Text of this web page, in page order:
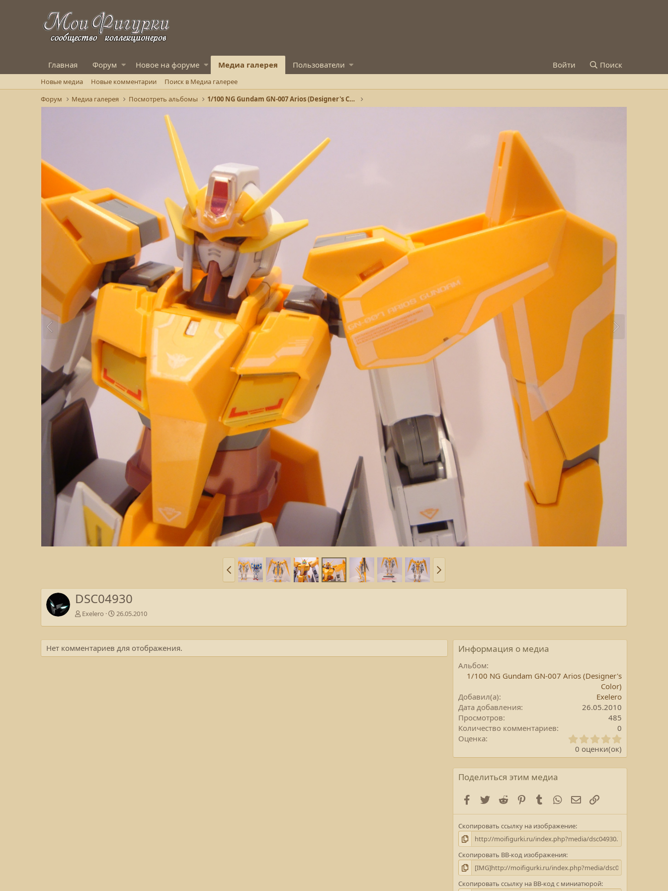
Главная Форум Новое на форуме Медиа галерея Пользователи Войти Поиск
Новые медиа Новые комментарии
Поиск в Медиа галерее
Форум
Медиа галерея Посмотреть альбомы 1/100 NG Gundam GN-007 Arios (Designer's Color)
DSC04930
Exelero 26.05.2010
Нет комментариев для отображения. Информация о медиа
Альбом
1/100 NG Gundam GN-007 Arios (Designer's
Color)
Добавил(а)
Exelero
Дата добавления
26.05.2010
Просмотров
485
Количество комментариев
0
Оценка
0
0
)
0 оценки(ок)
Поделиться этим медиа
Facebook
TwitterReddit PinterestTumblr WhatsApp
E-mailСсылка
Скопировать ссылку на изображение
Скопировать BB-код изображения
Скопировать ссылку на BB-код с миниатюрой